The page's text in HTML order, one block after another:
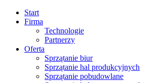
Start
Firma
Technologie
Partnerzy
Oferta
Sprzątanie biur
Sprzątanie hal produkcyjnych
Sprzątanie pobudowlane